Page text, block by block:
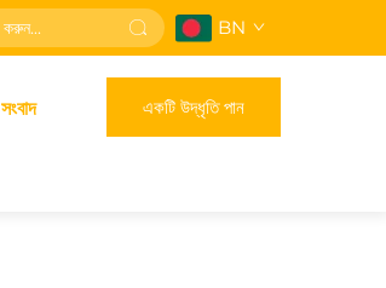
BN
সংবাদ একটি উদ্ধৃতি পান